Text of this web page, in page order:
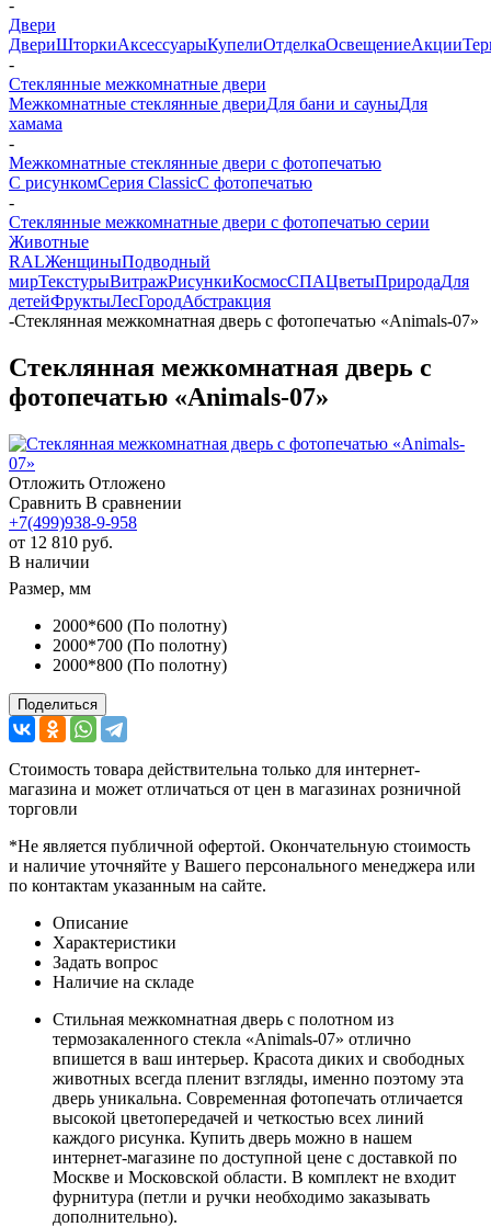
-
Двери
ДвериШторкиАксессуарыКупелиОтделкаОсвещениеАкции
-
Стеклянные межкомнатные двери
Межкомнатные стеклянные двериДля бани и сауныДля
хамама
-
Межкомнатные стеклянные двери с фотопечатью
С рисункомСерия ClassicС фотопечатью
-
Стеклянные межкомнатные двери с фотопечатью серии
Животные
RALЖенщиныПодводный
мирТекстурыВитражРисункиКосмосСПАЦветыПриродаДля
детейФруктыЛесГородАбстракция
-Стеклянная межкомнатная дверь с фотопечатью «Animals-07»
Стеклянная межкомнатная дверь с
фотопечатью «Animals-07»
Отложить Отложено
Сравнить В сравнении
+7(499)938-9-958
от 12 810 руб.
В наличии
Размер, мм
2000*600 (По полотну)
2000*700 (По полотну)
2000*800 (По полотну)
Поделиться
Стоимость товара действительна только для интернет-
магазина и может отличаться от цен в магазинах розничной
торговли
*Не является публичной офертой. Окончательную стоимость
и наличие уточняйте у Вашего персонального менеджера или
по контактам указанным на сайте.
Описание
Характеристики
Задать вопрос
Наличие на складе
Стильная межкомнатная дверь с полотном из
термозакаленного стекла «Animals-07» отлично
впишется в ваш интерьер. Красота диких и свободных
животных всегда пленит взгляды, именно поэтому эта
дверь уникальна. Современная фотопечать отличается
высокой цветопередачей и четкостью всех линий
каждого рисунка. Купить дверь можно в нашем
интернет-магазине по доступной цене с доставкой по
Москве и Московской области. В комплект не входит
фурнитура (петли и ручки необходимо заказывать
дополнительно).